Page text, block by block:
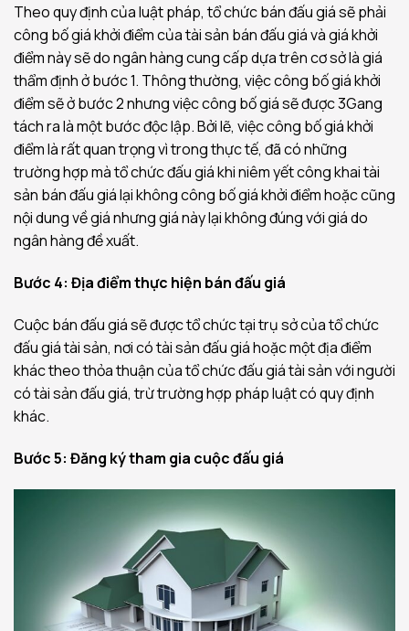
Theo quy định của luật pháp, tổ chức bán đấu giá sẽ phải
công bố giá khởi điểm của tài sản bán đấu giá và giá khởi
điểm này sẽ do ngân hàng cung cấp dựa trên cơ sở là giá
thẩm định ở bước 1. Thông thường, việc công bố giá khởi
điểm sẽ ở bước 2 nhưng việc công bố giá sẽ được 3Gang
tách ra là một bước độc lập. Bởi lẽ, việc công bố giá khởi
điểm là rất quan trọng vì trong thực tế, đã có những
trường hợp mà tổ chức đấu giá khi niêm yết công khai tài
sản bán đấu giá lại không công bố giá khởi điểm hoặc cũng
nội dung về giá nhưng giá này lại không đúng với giá do
ngân hàng đề xuất.
Bước 4: Địa điểm thực hiện bán đấu giá
Cuộc bán đấu giá sẽ được tổ chức tại trụ sở của tổ chức
đấu giá tài sản, nơi có tài sản đấu giá hoặc một địa điểm
khác theo thỏa thuận của tổ chức đấu giá tài sản với người
có tài sản đấu giá, trừ trường hợp pháp luật có quy định
khác.
Bước 5: Đăng ký tham gia cuộc đấu giá